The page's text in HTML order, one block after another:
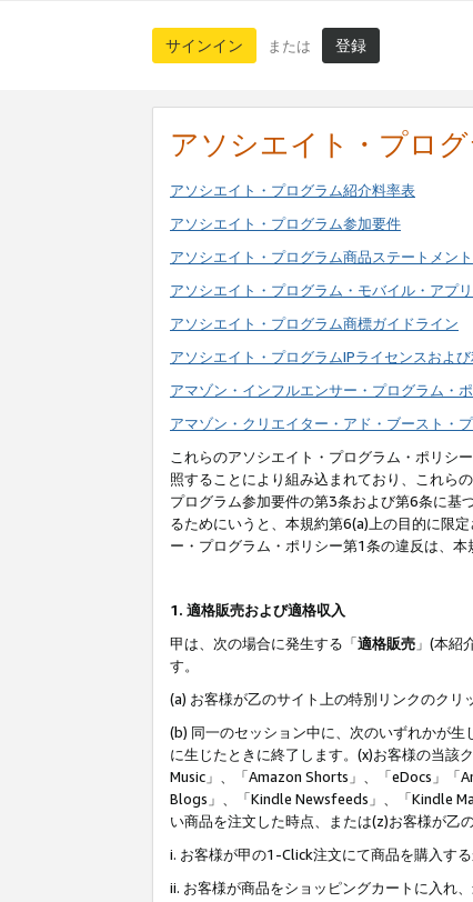
サインイン または 登録
アソシエイト・プロ
アソシエイト・プログラム紹介料率表
アソシエイト・プログラム参加要件
アソシエイト・プログラム商品ステートメント
アソシエイト・プログラム・モバイル・アプ
アソシエイト・プログラム商標ガイドライン
アソシエイト・プログラムIPライセンスおよ
アマゾン・インフルエンサー・プログラム・
アマゾン・クリエイター・アド・ブースト・
これらのアソシエイト・プログラム・ポリシ
照することにより組み込まれており、これら
プログラム参加要件の第3条および第6条に基
るためにいうと、本規約第6(a)上の目的に限
ー・プログラム・ポリシー第1条の違反は、本
1. 適格販売および適格収入
甲は、次の場合に発生する「適格販売 」(本紹
す。
(a) お客様が乙のサイト上の特別リンクのクリ
(b) 同一のセッション中に、次のいずれかが
に生じたときに終了します。(x)お客様の当該
Music」、「Amazon Shorts」、「eDocs」「
Blogs」、「Kindle Newsfeeds」、「Kindle
い商品を注文した時点、または(z)お客様が乙
i. お客様が甲の1-Click注文にて商品を購入する
ii. お客様が商品をショッピングカートに入れ